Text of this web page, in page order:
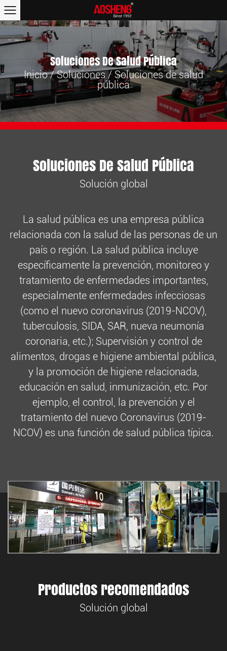
Soluciones De Salud Pública
Inicio/Soluciones/ Soluciones de salud
pública
Soluciones De Salud Pública
Solución global
La salud pública es una empresa pública
relacionada con la salud de las personas de un
país o región. La salud pública incluye
específicamente la prevención, monitoreo y
tratamiento de enfermedades importantes,
especialmente enfermedades infecciosas
(como el nuevo coronavirus (2019-NCOV),
tuberculosis, SIDA, SAR, nueva neumonía
coronaria, etc.); Supervisión y control de
alimentos, drogas e higiene ambiental pública,
y la promoción de higiene relacionada,
educación en salud, inmunización, etc. Por
ejemplo, el control, la prevención y el
tratamiento del nuevo Coronavirus (2019-
NCOV) es una función de salud pública típica.
Productos recomendados
Solución global